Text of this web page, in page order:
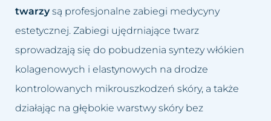
twarzysą profesjonalne zabiegi medycyny
estetycznej. Zabiegi ujędrniające twarz
sprowadzają się do pobudzenia syntezy włókien
kolagenowych i elastynowych na drodze
kontrolowanych mikrouszkodzeń skóry, a także
działając na głębokie warstwy skóry bez